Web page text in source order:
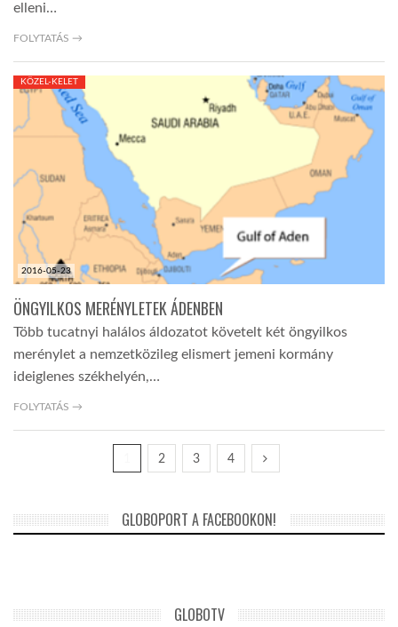
elleni…
FOLYTATÁS →
2016-05-23
KÖZEL-KELET
ÖNGYILKOS MERÉNYLETEK ÁDENBEN
Több tucatnyi halálos áldozatot követelt két öngyilkos
merénylet a nemzetközileg elismert jemeni kormány
ideiglenes székhelyén,…
FOLYTATÁS →
2 3 4
GLOBOPORT A FACEBOOKON!
GLOBOTV